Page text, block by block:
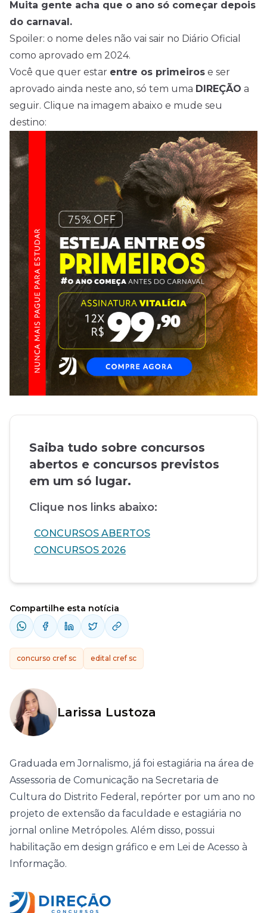
Muita gente acha que o ano só começar depois
do carnaval.
Spoiler: o nome deles não vai sair no Diário Oficial
como aprovado em 2024.
Você que quer estar entre os primeiros e ser
aprovado ainda neste ano, só tem uma DIREÇÃO a
seguir. Clique na imagem abaixo e mude seu
destino:
Saiba tudo sobre concursos
abertos e concursos previstos
em um só lugar.
Clique nos links abaixo:
CONCURSOS ABERTOS
CONCURSOS 2026
Compartilhe esta notícia
concurso cref sc edital cref sc
Larissa Lustoza
Graduada em Jornalismo, já foi estagiária na área de
Assessoria de Comunicação na Secretaria de
Cultura do Distrito Federal, repórter por um ano no
projeto de extensão da faculdade e estagiária no
jornal online Metrópoles. Além disso, possui
habilitação em design gráfico e em Lei de Acesso à
Informação.